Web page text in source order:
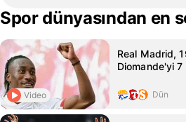
Spor dünyasından en
Video
Real Madrid,
Diomande'yi 7
Dün